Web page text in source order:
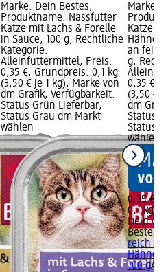
Marke: Dein Bestes;
Produktname: Nassfutter
Katze mit Lachs & Forelle
in Sauce, 100 g; Rechtliche
Kategorie:
Alleinfuttermittel; Preis:
0,35 €; Grundpreis: 0,1 kg
(3,50 € je 1 kg); Marke von
dm Grafik; Verfügbarkeit:
Status Grün Lieferbar,
Status Grau dm Markt
wählen
Marke:
an
g;
0,35 €;
(3,50 €
dm
Status
Status
wählen
0,35 €
0,1 kg
Dein
Bestes
reich an
100 g